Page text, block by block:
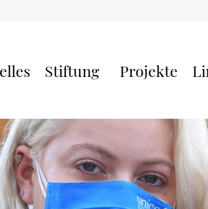
Stiftung Projekte